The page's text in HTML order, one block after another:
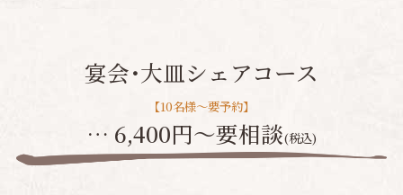
宴会･大皿シェアコース
【10名様～要予約】
… 6,400円〜要相談(税込)